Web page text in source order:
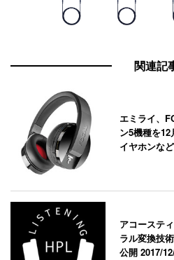
関連記
エミライ、
ン5機種を
イヤホンな
アコーステ
ラル変換技
公開2017/